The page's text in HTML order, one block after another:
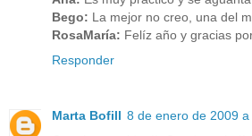
Bego: La mejor no creo, una del
RosaMaría: Felíz año y gracias
Responder
Marta Bofill 8 de enero de 2009 a